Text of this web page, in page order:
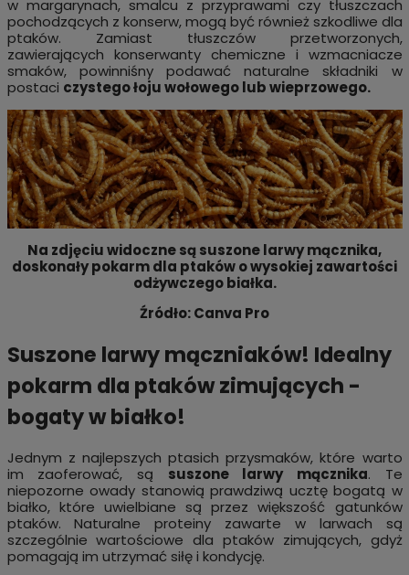
w margarynach, smalcu z przyprawami czy tłuszczach
pochodzących z konserw, mogą być również szkodliwe dla
ptaków. Zamiast tłuszczów przetworzonych,
zawierających konserwanty chemiczne i wzmacniacze
smaków, powinniśny podawać naturalne składniki w
postaci czystego łoju wołowego lub wieprzowego.
Na zdjęciu widoczne są suszone larwy mącznika,
doskonały pokarm dla ptaków o wysokiej zawartości
odżywczego białka.
Źródło: Canva Pro
Suszone larwy mączniaków! Idealny
pokarm dla ptaków zimujących -
bogaty w białko!
Jednym z najlepszych ptasich przysmaków, które warto
im zaoferować, są suszone larwy mącznika. Te
niepozorne owady stanowią prawdziwą ucztę bogatą w
białko, które uwielbiane są przez większość gatunków
ptaków. Naturalne proteiny zawarte w larwach są
szczególnie wartościowe dla ptaków zimujących, gdyż
pomagają im utrzymać siłę i kondycję.